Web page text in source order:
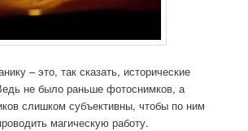
– это, так сказать, исторические
не было раньше фотоснимков, а
слишком субъективны, чтобы по ним
магическую работу.